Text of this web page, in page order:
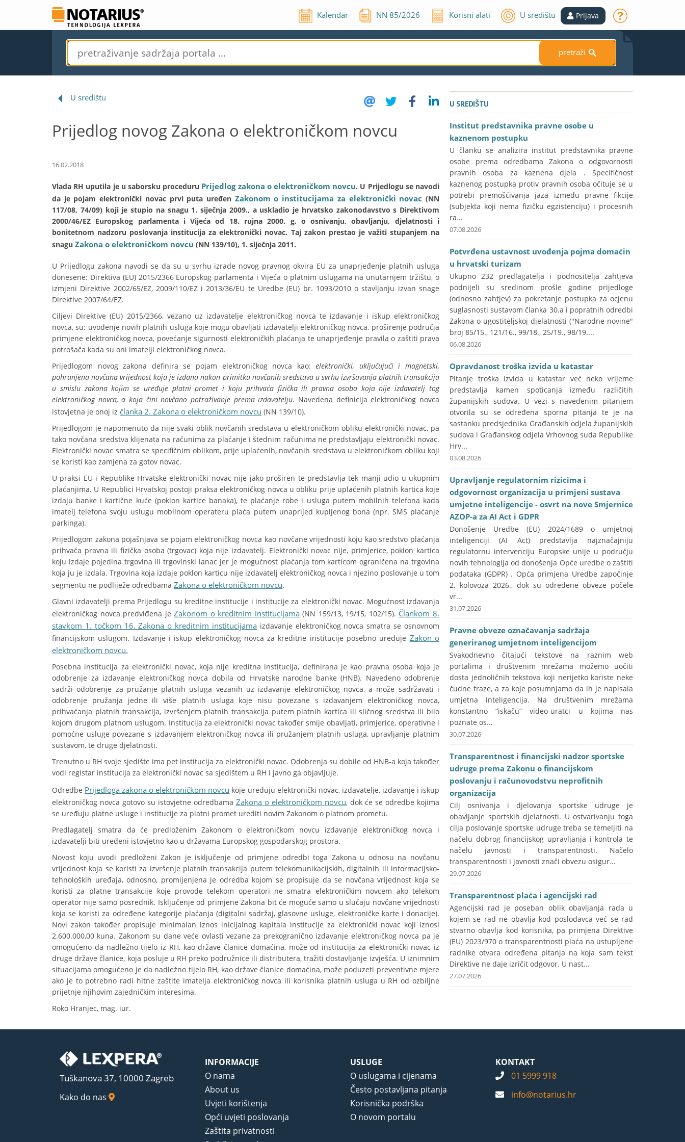
Kalendar NN85/2026 Korisni alati U središtu Prijava
pretraži S
U središtu
Prijedlog novog Zakona o elektroničkom novcu
16.02.2018
Vlada RH uputila je u saborsku proceduru Prijedlog zakona o elektroničkom novcu. U Prijedlogu se navodi
da je pojam elektronički novac prvi puta uređen Zakonom o institucijama za elektronički novac (NN
117/08, 74/09) koji je stupio na snagu 1. siječnja 2009., a uskladio je hrvatsko zakonodavstvo s Direktivom
2000/46/EZ Europskog parlamenta i Vijeća od 18. rujna 2000. g. o osnivanju, obavljanju, djelatnosti i
bonitetnom nadzoru poslovanja institucija za elektronički novac. Taj zakon prestao je važiti stupanjem na
snagu Zakona o elektroničkom novcu (NN 139/10), 1. siječnja 2011.
U Prijedlogu zakona navodi se da su u svrhu izrade novog pravnog okvira EU za unaprjeđenje platnih usluga
donesene: Direktiva (EU) 2015/2366 Europskog parlamenta i Vijeća o platnim uslugama na unutarnjem tržištu, o
izmjeni Direktive 2002/65/EZ, 2009/110/EZ i 2013/36/EU te Uredbe (EU) br. 1093/2010 o stavljanju izvan snage
Direktive 2007/64/EZ.
Ciljevi Direktive (EU) 2015/2366, vezano uz izdavatelje elektroničkog novca te izdavanje i iskup elektroničkog
novca, su: uvođenje novih platnih usluga koje mogu obavljati izdavatelji elektroničkog novca, proširenje područja
primjene elektroničkog novca, povećanje sigurnosti elektroničkih plaćanja te unaprjeđenje pravila o zaštiti prava
potrošača kada su oni imatelji elektroničkog novca.
Prijedlogom novog zakona definira se pojam elektroničkog novca kao:elektronički, uključujući i magnetski,
pohranjena novčana vrijednost koja je izdana nakon primitka novčanih sredstava u svrhu izvršavanja platnih transakcija
u smislu zakona kojim se uređuje platni promet i koju prihvaća fizička ili pravna osoba koja nije izdavatelj tog
elektroničkog novca, a koja čini novčano potraživanje prema izdavatelju. Navedena definicija elektroničkog novca
istovjetna je onoj iz članka 2. Zakona o elektroničkom novcu (NN 139/10).
Prijedlogom je napomenuto da nije svaki oblik novčanih sredstava u elektroničkom obliku elektronički novac, pa
tako novčana sredstva klijenata na računima za plaćanje i štednim računima ne predstavljaju elektronički novac.
Elektronički novac smatra se specifičnim oblikom, prije uplaćenih, novčanih sredstava u elektroničkom obliku koji
se koristi kao zamjena za gotov novac.
U praksi EU i Republike Hrvatske elektronički novac nije jako proširen te predstavlja tek manji udio u ukupnim
plaćanjima. U Republici Hrvatskoj postoji praksa elektroničkog novca u obliku prije uplaćenih platnih kartica koje
izdaju banke i kartične kuće (poklon kartice banaka), te plaćanje robe i usluga putem mobilnih telefona kada
imatelj telefona svoju uslugu mobilnom operateru plaća putem unaprijed kupljenog bona (npr. SMS plaćanje
parkinga).
Prijedlogom zakona pojašnjava se pojam elektroničkog novca kao novčane vrijednosti koju kao sredstvo plaćanja
prihvaća pravna ili fizička osoba (trgovac) koja nije izdavatelj. Elektronički novac nije, primjerice, poklon kartica
koju izdaje pojedina trgovina ili trgovinski lanac jer je mogućnost plaćanja tom karticom ograničena na trgovina
koja ju je izdala. Trgovina koja izdaje poklon karticu nije izdavatelj elektroničkog novca i njezino poslovanje u tom
segmentu ne podliježe odredbama Zakona o elektroničkom novcu.
Glavni izdavatelji prema Prijedlogu su kreditne institucije i institucije za elektronički novac. Mogućnost izdavanja
elektroničkog novca predviđena jeZakonom o kreditnim institucijama(NN 159/13, 19/15, 102/15). Člankom 8.
stavkom 1. točkom 16. Zakona o kreditnim institucijamaizdavanje elektroničkog novca smatra se osnovnom
financijskom uslugom. Izdavanje i iskup elektroničkog novca za kreditne institucije posebno uređuje Zakon o
elektroničkom novcu.
Posebna institucija za elektronički novac, koja nije kreditna institucija, definirana je kao pravna osoba koja je
odobrenje za izdavanje elektroničkog novca dobila od Hrvatske narodne banke (HNB). Navedeno odobrenje
sadrži odobrenje za pružanje platnih usluga vezanih uz izdavanje elektroničkog novca, a može sadržavati i
odobrenje pružanja jedne ili više platnih usluga koje nisu povezane s izdavanjem elektroničkog novca,
prihvaćanja platnih transakcija, izvršenjem platnih transakcija putem platnih kartica ili sličnog sredstva ili bilo
kojom drugom platnom uslugom. Institucija za elektronički novac također smije obavljati, primjerice, operativne i
pomoćne usluge povezane s izdavanjem elektroničkog novca ili pružanjem platnih usluga, upravljanje platnim
sustavom, te druge djelatnosti.
Trenutno u RH svoje sjedište ima pet institucija za elektronički novac. Odobrenja su dobile od HNB-a koja također
vodi registar institucija za elektronički novac sa sjedištem u RH i javno ga objavljuje.
Odredbe Prijedloga zakona o elektroničkom novcu koje uređuju elektronički novac, izdavatelje, izdavanje i iskup
elektroničkog novca gotovo su istovjetne odredbama Zakona o elektroničkom novcu, dok će se odredbe kojima
se uređuju platne usluge i institucije za platni promet urediti novim Zakonom o platnom prometu.
Predlagatelj smatra da će predloženim Zakonom o elektroničkom novcu izdavanje elektroničkog novca i
izdavatelji biti uređeni istovjetno kao u državama Europskog gospodarskog prostora.
Novost koju uvodi predloženi Zakon je isključenje od primjene odredbi toga Zakona u odnosu na novčanu
vrijednost koja se koristi za izvršenje platnih transakcija putem telekomunikacijskih, digitalnih ili informacijsko-
tehnoloških uređaja, odnosno, promijenjena je odredba kojom se propisuje da se novčana vrijednost koja se
koristi za platne transakcije koje provode telekom operatori ne smatra elektroničkim novcem ako telekom
operator nije samo posrednik. Isključenje od primjene Zakona bit će moguće samo u slučaju novčane vrijednosti
koja se koristi za određene kategorije plaćanja (digitalni sadržaj, glasovne usluge, elektroničke karte i donacije).
Novi zakon također propisuje minimalan iznos inicijalnog kapitala institucije za elektronički novac koji iznosi
2.600.000,00 kuna. Zakonom su dane veće ovlasti vezane za prekogranično izdavanje elektroničkog novca pa je
omogućeno da nadležno tijelo iz RH, kao države članice domaćina, može od institucija za elektronički novac iz
druge države članice, koja posluje u RH preko podružnice ili distributera, tražiti dostavljanje izvješća. U iznimnim
situacijama omogućeno je da nadležno tijelo RH, kao države članice domaćina, može poduzeti preventivne mjere
ako je to potrebno radi hitne zaštite imatelja elektroničkog novca ili korisnika platnih usluga u RH od ozbiljne
prijetnje njihovim zajedničkim interesima.
Roko Hranjec, mag. iur.
U SREDIŠTU
Institut predstavnika pravne osobe u
kaznenom postupku
U članku se analizira institut predstavnika pravne
osobe prema odredbama Zakona o odgovornosti
pravnih osoba za kaznena djela . Specifičnost
kaznenog postupka protiv pravnih osoba očituje se u
potrebi premošćivanja jaza između pravne fikcije
(subjekta koji nema fizičku egzistenciju) i procesnih
ra...
07.08.2026
Potvrđena ustavnost uvođenja pojma domaćin
u hrvatski turizam
Ukupno 232 predlagatelja i podnositelja zahtjeva
podnijeli su sredinom prošle godine prijedloge
(odnosno zahtjev) za pokretanje postupka za ocjenu
suglasnosti sustavom članka 30.a i popratnih odredbi
Zakona o ugostiteljskoj djelatnosti ("Narodne novine"
broj 85/15., 121/16., 99/18., 25/19., 98/19....
06.08.2026
Opravdanost troška izvida u katastar
Pitanje troška izvida u katastar već neko vrijeme
predstavlja kamen spoticanja između različitih
županijskih sudova. U vezi s navedenim pitanjem
otvorila su se određena sporna pitanja te je na
sastanku predsjednika Građanskih odjela županijskih
sudova i Građanskog odjela Vrhovnog suda Republike
Hrv...
03.08.2026
Upravljanje regulatornim rizicima i
odgovornost organizacija u primjeni sustava
umjetne inteligencije - osvrt na nove Smjernice
AZOP-a za AI Act i GDPR
Donošenje Uredbe (EU) 2024/1689 o umjetnoj
inteligenciji (AI Act) predstavlja najznačajniju
regulatornu intervenciju Europske unije u području
novih tehnologija od donošenja Opće uredbe o zaštiti
podataka (GDPR) . Opća primjena Uredbe započinje
2. kolovoza 2026., dok su određene obveze počele
vr...
31.07.2026
Pravne obveze označavanja sadržaja
generiranog umjetnom inteligencijom
Svakodnevno čitajući tekstove na raznim web
portalima i društvenim mrežama možemo uočiti
dosta jednoličnih tekstova koji nerijetko koriste neke
čudne fraze, a za koje posumnjamo da ih je napisala
umjetna inteligencija. Na društvenim mrežama
konstantno “iskaču” video-uratci u kojima nas
poznate os...
30.07.2026
Transparentnost i financijski nadzor sportske
udruge prema Zakonu o financijskom
poslovanju i računovodstvu neprofitnih
organizacija
Cilj osnivanja i djelovanja sportske udruge je
obavljanje sportskih djelatnosti. U ostvarivanju toga
cilja poslovanje sportske udruge treba se temeljiti na
načelu dobrog financijskog upravljanja i kontrola te
načelu javnosti i transparentnosti. Načelo
transparentnosti i javnosti znači obvezu osigur...
29.07.2026
Transparentnost plaća i agencijski rad
Agencijski rad je poseban oblik obavljanja rada u
kojem se rad ne obavlja kod poslodavca već se rad
stvarno obavlja kod korisnika, pa primjena Direktive
(EU) 2023/970 o transparentnosti plaća na ustupljene
radnike otvara određena pitanja na koja sam tekst
Direktive ne daje izričit odgovor. U nast...
27.07.2026
Tuškanova 37, 10000 Zagreb
Kako do nas
INFORMACIJE
O nama
About us
Uvjeti korištenja
Opći uvjeti poslovanja
Zaštita privatnosti
USLUGE
O uslugama i cijenama
Često postavljana pitanja
Korisnička podrška
O novom portalu
KONTAKT
01 5999 918
info@notarius.hr